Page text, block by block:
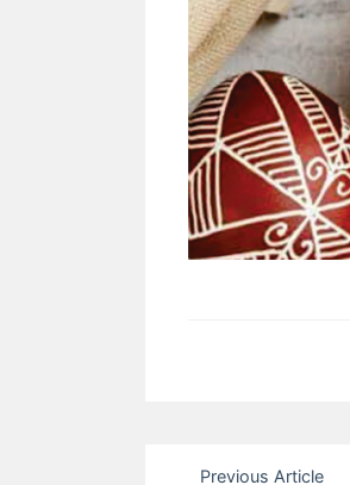
PostPrevious Article